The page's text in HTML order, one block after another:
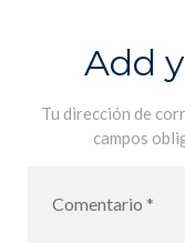
Add
Tu dirección de
campos